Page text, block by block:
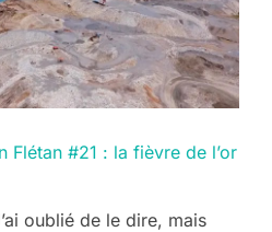
Flétan #21 : la fièvre de l’or
oublié de le dire, mais